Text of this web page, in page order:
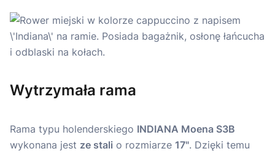
Wytrzymała rama
Rama typu holenderskiego INDIANA Moena S3B
wykonana jest ze stali o rozmiarze 17". Dzięki temu